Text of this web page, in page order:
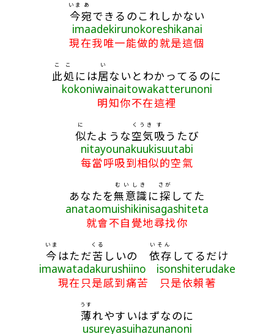
今
いま
宛
あ
できるのこれしかない
imaadekirunokoreshikanai
現在我唯一能做的就是這個
此処
ここ
には居
い
ないとわかってるのに
kokoniwainaitowakatterunoni
明知你不在這裡
似
に
たような空気
くうき
吸
す
うたび
nitayounakuukisuutabi
每當呼吸到相似的空氣
あなたを無意識
むいしき
に探
さが
してた
anataomuishikinisagashiteta
就會不自覺地尋找你
今
いま
はただ苦
くる
しいの 依存
いそん
してるだけ
imawatadakurushiino isonshiterudake
現在只是感到痛苦 只是依賴著
薄
うす
れやすいはずなのに
usureyasuihazunanoni